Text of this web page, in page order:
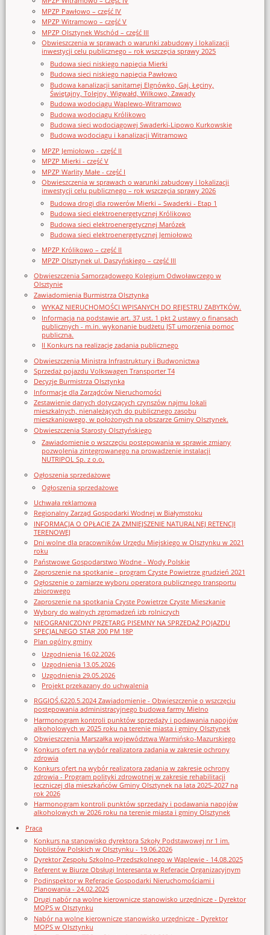
MPZP Pawłowo – część IV
MPZP Witramowo – część V
MPZP Olsztynek Wschód – część III
Obwieszczenia w sprawach o warunki zabudowy i lokalizacji
inwestycji celu publicznego – rok wszczęcia sprawy 2025
Budowa sieci niskiego napięcia Mierki
Budowa sieci niskiego napięcia Pawłowo
Budowa kanalizacji sanitarnej Elgnówko, Gaj, Łęciny,
Świętajny, Tolejny, Wigwałd, Wilkowo, Zawady
Budowa wodociągu Waplewo-Witramowo
Budowa wodociągu Królikowo
Budowa sieci wodociągowej Swaderki-Lipowo Kurkowskie
Budowa wodociągu i kanalizacji Witramowo
MPZP Jemiołowo - część II
MPZP Mierki - część V
MPZP Warlity Małe - część I
Obwieszczenia w sprawach o warunki zabudowy i lokalizacji
inwestycji celu publicznego – rok wszczęcia sprawy 2026
Budowa drogi dla rowerów Mierki – Swaderki - Etap 1
Budowa sieci elektroenergetycznej Królikowo
Budowa sieci elektroenergetycznej Marózek
Budowa sieci elektroenergetycznej Jemiołowo
MPZP Królikowo – część II
MPZP Olsztynek ul. Daszyńskiego – część III
Obwieszczenia Samorządowego Kolegium Odwoławczego w
Olsztynie
Zawiadomienia Burmistrza Olsztynka
WYKAZ NIERUCHOMOŚCI WPISANYCH DO REJESTRU ZABYTKÓW.
Informacja na podstawie art. 37 ust. 1 pkt 2 ustawy o finansach
publicznych - m.in. wykonanie budżetu JST umorzenia pomoc
publiczna.
II Konkurs na realizację zadania publicznego
Obwieszczenia Ministra Infrastruktury i Budwonictwa
Sprzedaż pojazdu Volkswagen Transporter T4
Decyzje Burmistrza Olsztynka
Informacje dla Zarządców Nieruchomości
Zestawienie danych dotyczących czynszów najmu lokali
mieszkalnych, nienależących do publicznego zasobu
mieszkaniowego, w położonych na obszarze Gminy Olsztynek.
Obwieszczenia Starosty Olsztyńskiego
Zawiadomienie o wszczęciu postępowania w sprawie zmiany
pozwolenia zintegrowanego na prowadzenie instalacji
NUTRIPOL Sp. z o.o.
Ogłoszenia sprzedażowe
Ogłoszenia sprzedażowe
Uchwała reklamowa
Regionalny Zarząd Gospodarki Wodnej w Białymstoku
INFORMACJA O OPŁACIE ZA ZMNIEJSZENIE NATURALNEJ RETENCJI
TERENOWEJ
Dni wolne dla pracowników Urzędu Miejskiego w Olsztynku w 2021
roku
Państwowe Gospodarstwo Wodne - Wody Polskie
Zaproszenie na spotkanie - program Czyste Powietrze grudzień 2021
Ogłoszenie o zamiarze wyboru operatora publicznego transportu
zbiorowego
Zaproszenie na spotkania Czyste Powietrze Czyste Mieszkanie
Wybory do walnych zgromadzeń izb rolniczych
NIEOGRANICZONY PRZETARG PISEMNY NA SPRZEDAŻ POJAZDU
SPECJALNEGO STAR 200 PM 18P
Plan ogólny gminy
Uzgodnienia 16.02.2026
Uzgodnienia 13.05.2026
Uzgodnienia 29.05.2026
Projekt przekazany do uchwalenia
RGGIOŚ.6220.5.2024 Zawiadomienie - Obwieszczenie o wszczęciu
postępowania administracyjnego budowa farmy Mielno
Harmonogram kontroli punktów sprzedaży i podawania napojów
alkoholowych w 2025 roku na terenie miasta i gminy Olsztynek
Obwieszczenia Marszałka województwa Warmińsko-Mazurskiego
Konkurs ofert na wybór realizatora zadania w zakresie ochrony
zdrowia
Konkurs ofert na wybór realizatora zadania w zakresie ochrony
zdrowia - Program polityki zdrowotnej w zakresie rehabilitacji
leczniczej dla mieszkańców Gminy Olsztynek na lata 2025-2027 na
rok 2026
Harmonogram kontroli punktów sprzedaży i podawania napojów
alkoholowych w 2026 roku na terenie miasta i gminy Olsztynek
Praca
Konkurs na stanowisko dyrektora Szkoły Podstawowej nr 1 im.
Noblistów Polskich w Olsztynku - 19.06.2026
Dyrektor Zespołu Szkolno-Przedszkolnego w Waplewie - 14.08.2025
Referent w Biurze Obsługi Interesanta w Referacie Organizacyjnym
Podinspektor w Referacie Gospodarki Nieruchomościami i
Planowania - 24.02.2025
Drugi nabór na wolne kierownicze stanowisko urzędnicze - Dyrektor
MOPS w Olsztynku
Nabór na wolne kierownicze stanowisko urzędnicze - Dyrektor
MOPS w Olsztynku